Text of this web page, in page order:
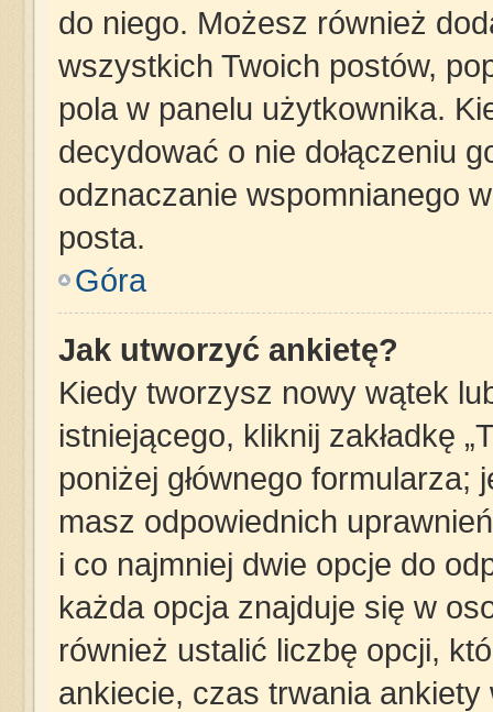
do niego. Możesz również
wszystkich Twoich postów,
pola w panelu użytkownika.
decydować o nie dołączeniu
odznaczanie wspomnianego
posta.
Góra
Jak utworzyć ankietę?
Kiedy tworzysz nowy wątek
istniejącego, kliknij zakładkę
poniżej głównego
masz odpowiednich
i co najmniej dwie opcje do
każda opcja znajduje się w
również ustalić liczbę opcji,
ankiecie, czas trwania